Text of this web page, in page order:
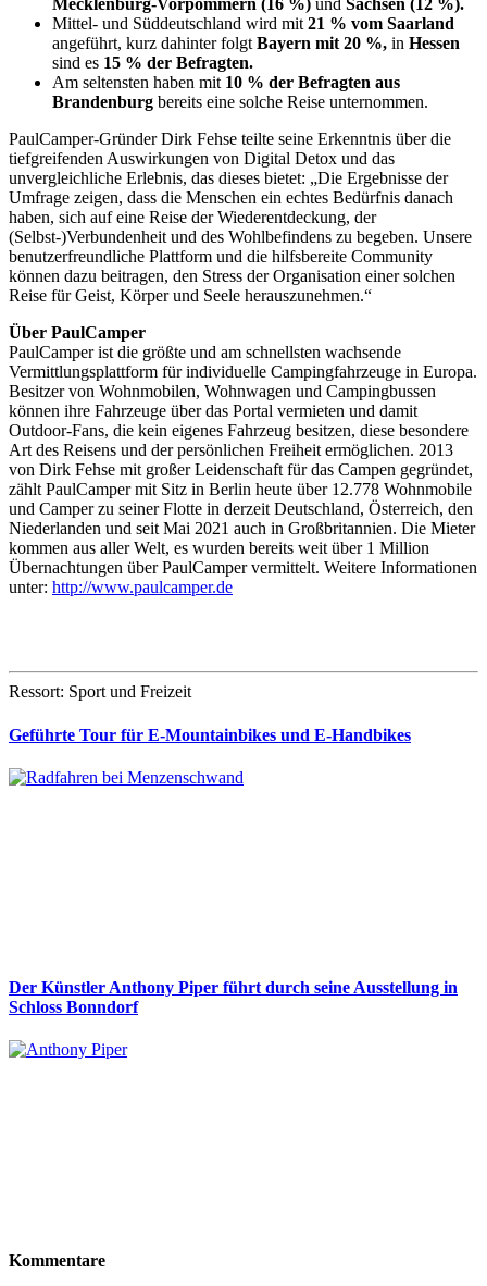
Mecklenburg-Vorpommern (16 %) und Sachsen (12 %).
Mittel- und Süddeutschland wird mit 21 % vom Saarland
angeführt, kurz dahinter folgt Bayern mit 20 %, in Hessen
sind es 15 % der Befragten.
Am seltensten haben mit 10 % der Befragten aus
Brandenburg bereits eine solche Reise unternommen.
PaulCamper-Gründer Dirk Fehse teilte seine Erkenntnis über die
tiefgreifenden Auswirkungen von Digital Detox und das
unvergleichliche Erlebnis, das dieses bietet: „Die Ergebnisse der
Umfrage zeigen, dass die Menschen ein echtes Bedürfnis danach
haben, sich auf eine Reise der Wiederentdeckung, der
(Selbst-)Verbundenheit und des Wohlbefindens zu begeben. Unsere
benutzerfreundliche Plattform und die hilfsbereite Community
können dazu beitragen, den Stress der Organisation einer solchen
Reise für Geist, Körper und Seele herauszunehmen.“
Über PaulCamper
PaulCamper ist die größte und am schnellsten wachsende
Vermittlungsplattform für individuelle Campingfahrzeuge in Europa.
Besitzer von Wohnmobilen, Wohnwagen und Campingbussen
können ihre Fahrzeuge über das Portal vermieten und damit
Outdoor-Fans, die kein eigenes Fahrzeug besitzen, diese besondere
Art des Reisens und der persönlichen Freiheit ermöglichen. 2013
von Dirk Fehse mit großer Leidenschaft für das Campen gegründet,
zählt PaulCamper mit Sitz in Berlin heute über 12.778 Wohnmobile
und Camper zu seiner Flotte in derzeit Deutschland, Österreich, den
Niederlanden und seit Mai 2021 auch in Großbritannien. Die Mieter
kommen aus aller Welt, es wurden bereits weit über 1 Million
Übernachtungen über PaulCamper vermittelt. Weitere Informationen
unter: http://www.paulcamper.de
Ressort: Sport und Freizeit
Geführte Tour für E-Mountainbikes und E-Handbikes
Der Künstler Anthony Piper führt durch seine Ausstellung in
Schloss Bonndorf
Kommentare